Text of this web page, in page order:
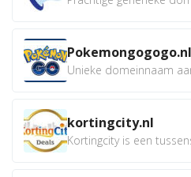
Pokemongogogo.nl
kortingcity.nl